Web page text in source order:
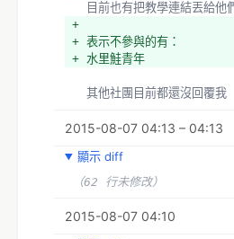
目前也有把教學連結丟給他
+
+ 表示不參與的有：
+ 水里鮭青年
  其他社團目前都還沒回覆我
2015-08-07 04:13 – 04:13
顯示 diff
（62 行未修改）
2015-08-07 04:10